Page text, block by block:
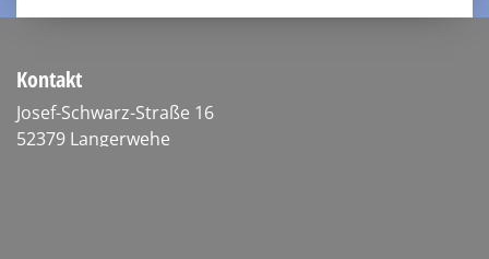
Kontakt
Josef-Schwarz-Straße 16
52379 Langerwehe